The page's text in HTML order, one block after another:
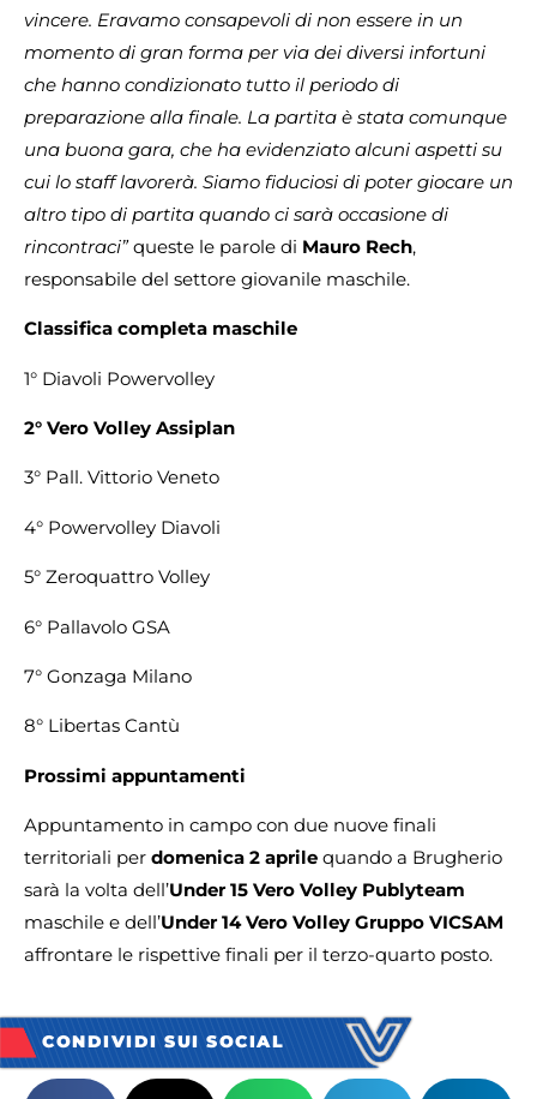
vincere. Eravamo consapevoli di non essere in un
momento di gran forma per via dei diversi infortuni
che hanno condizionato tutto il periodo di
preparazione alla finale. La partita è stata comunque
una buona gara, che ha evidenziato alcuni aspetti su
cui lo staff lavorerà. Siamo fiduciosi di poter giocare un
altro tipo di partita quando ci sarà occasione di
rincontraci”queste le parole di Mauro Rech,
responsabile del settore giovanile maschile.
Classifica completa maschile
1° Diavoli Powervolley
2° Vero Volley Assiplan
3° Pall. Vittorio Veneto
4° Powervolley Diavoli
5° Zeroquattro Volley
6° Pallavolo GSA
7° Gonzaga Milano
8° Libertas Cantù
Prossimi appuntamenti
Appuntamento in campo con due nuove finali
territoriali per domenica 2 aprile quando a Brugherio
sarà la volta dell’Under 15 Vero Volley Publyteam
maschile e dell’Under 14 Vero Volley Gruppo VICSAM
affrontare le rispettive finali per il terzo-quarto posto.
CONDIVIDI SUI SOCIAL